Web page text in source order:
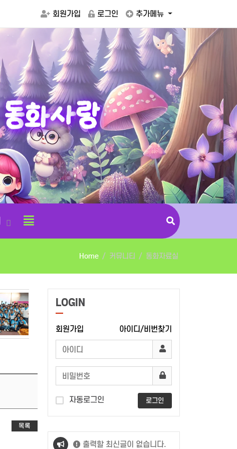
회원가입 로그인 추가메뉴
동화사랑
Home 커뮤니티 동화자료실
목록
LOGIN
회원가입 아이디/비번찾기
자동로그인 로그인
출력할 최신글이 없습니다.